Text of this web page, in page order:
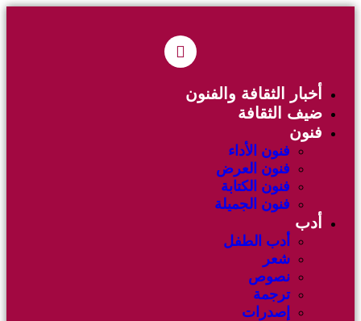
أخبار الثقافة والفنون
ضيف الثقافة
فنون
فنون الأداء
فنون العرض
فنون الكتابة
فنون الجميلة
أدب
أدب الطفل
شعر
نصوص
ترجمة
إصدرات